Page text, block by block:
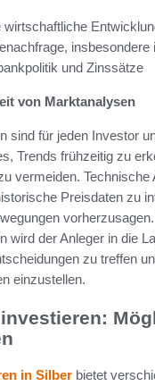
wirtschaftliche
insbesondere
und Zinssätze
von Marktanalysen
sind für jeden Investor
Trends frühzeitig zu
vermeiden. Technische
Preisdaten zu
wird der Anleger in die
zu treffen
einzustellen.
in Silber bietet